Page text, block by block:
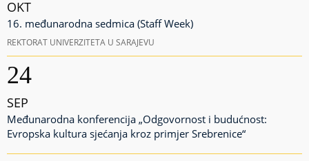
OKT
16. međunarodna sedmica (Staff Week)
REKTORAT UNIVERZITETA U SARAJEVU
24
SEP
Međunarodna konferencija „Odgovornost i budućnost:
Evropska kultura sjećanja kroz primjer Srebrenice“